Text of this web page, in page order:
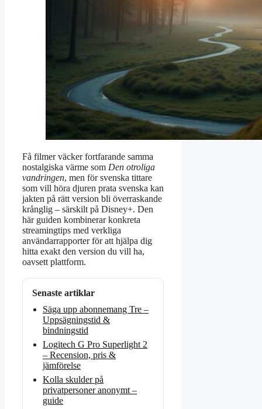
Få filmer väcker fortfarande samma
nostalgiska värme som Den otroliga
vandringen, men för svenska tittare
som vill höra djuren prata svenska kan
jakten på rätt version bli överraskande
krånglig – särskilt på Disney+. Den
här guiden kombinerar konkreta
streamingtips med verkliga
användarrapporter för att hjälpa dig
hitta exakt den version du vill ha,
oavsett plattform.
Senaste artiklar
Säga upp abonnemang Tre –
Uppsägningstid &
bindningstid
Logitech G Pro Superlight 2
– Recension, pris &
jämförelse
Kolla skulder på
privatpersoner anonymt –
guide